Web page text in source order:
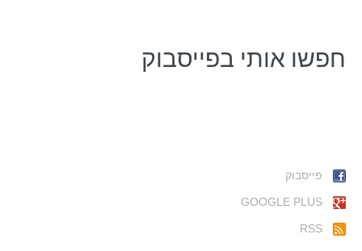
חפשו אותי בפייסבוק
פייסבוק
GOOGLE PLUS
RSS